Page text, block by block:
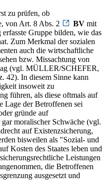
zu prüfen, ob
von Art. 8 Abs. 2
BV mit
Gruppe bilden, wie das
Zum Merkmal der sozialen
auch die wirtschaftliche
bzw. Missachtung von
(vgl. MÜLLER/SCHEFER,
42). In diesem Sinne kann
insoweit zu
führen, als diese oftmals auf
Lage der Betroffenen sei
gründe auf
moralischer Schwäche (vgl.
auf Existenzsicherung,
bisweilen als "Sozial- und
Kosten des Staates leben und
Leistungen
die Betroffenen
ausgesetzt und